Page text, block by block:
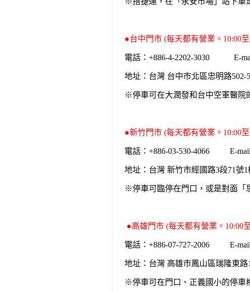
●台中門市 (每天都有營業。10:00
電話：+886-4-2202-3030 E-mail
地址：台灣 台中市北區忠明路
※停車可在大潤發和台中空軍醫院
●新竹門市 (每天都有營業。10:00
電話：+886-03-530-4066 E-mail
地址：台灣 新竹市經國路3段71號
※停車可臨停在門口，或是對面「
●高雄門市 (每天都有營業。10:00
電話：+886-07-727-2006 E-mail
地址：台灣 高雄市鳳山區瑞隆東
※停車可在門口、正義國小的停車